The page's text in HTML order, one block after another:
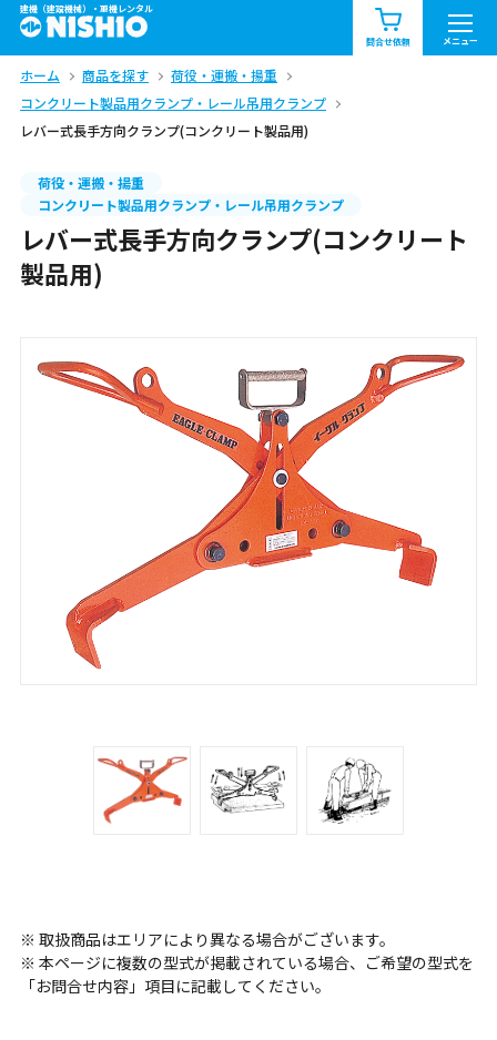
建機（建設機械）・重機レンタル
問合せ依頼 メニュー
商品一覧 お知らせ一覧
問合せ依頼リスト
エリア情報を見る
北海道
中部 関西 中国・四国
ホーム 商品を探す
荷役・運搬・揚重
コンクリート製品用クランプ・レール吊用クランプ
レバー式長手方向クランプ(コンクリート製品用)
荷役・運搬・揚重
コンクリート製品用クランプ・レール吊用クランプ
レバー式長手方向クランプ(コンクリート
製品用)
※ 取扱商品はエリアにより異なる場合がございます。
※ 本ページに複数の型式が掲載されている場合、ご希望の型式を
「お問合せ内容」項目に記載してください。